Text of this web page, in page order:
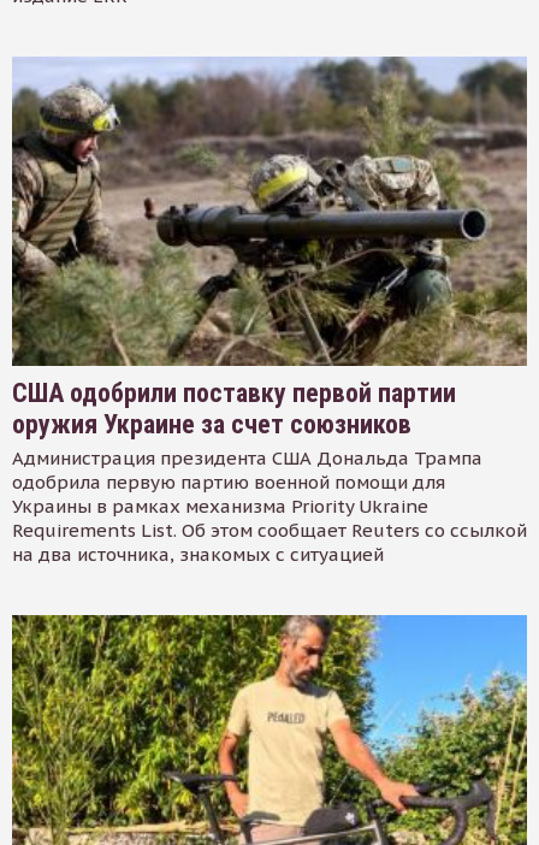
США одобрили поставку первой партии
оружия Украине за счет союзников
Администрация президента США Дональда Трампа
одобрила первую партию военной помощи для
Украины в рамках механизма Priority Ukraine
Requirements List. Об этом сообщает Reuters со ссылкой
на два источника, знакомых с ситуацией